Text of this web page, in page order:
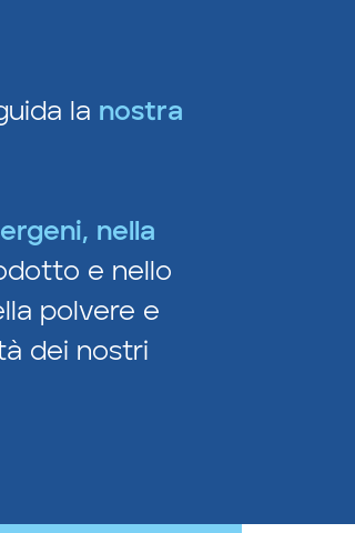
la nostra
nella
e nello
polvere e
dei nostri